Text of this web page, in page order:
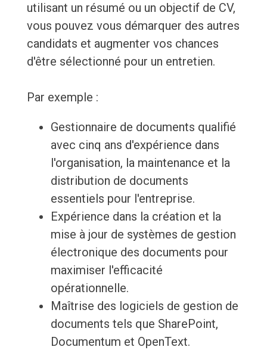
utilisant un résumé ou un objectif de CV,
vous pouvez vous démarquer des autres
candidats et augmenter vos chances
d'être sélectionné pour un entretien.
Par exemple :
Gestionnaire de documents qualifié
avec cinq ans d'expérience dans
l'organisation, la maintenance et la
distribution de documents
essentiels pour l'entreprise.
Expérience dans la création et la
mise à jour de systèmes de gestion
électronique des documents pour
maximiser l'efficacité
opérationnelle.
Maîtrise des logiciels de gestion de
documents tels que SharePoint,
Documentum et OpenText.